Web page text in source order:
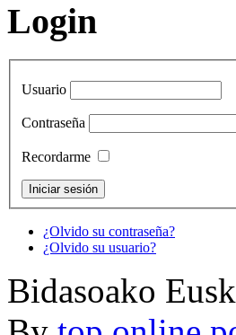
Login
Usuario
Contraseña
Recordarme
¿Olvido su contraseña?
¿Olvido su usuario?
Bidasoako